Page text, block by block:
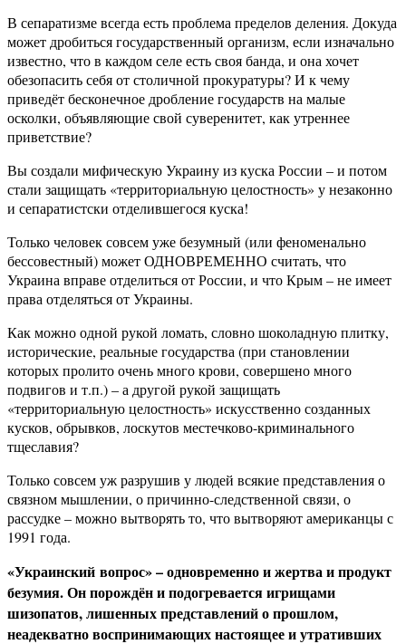
В сепаратизме всегда есть проблема пределов деления. Докуда
может дробиться государственный организм, если изначально
известно, что в каждом селе есть своя банда, и она хочет
обезопасить себя от столичной прокуратуры? И к чему
приведёт бесконечное дробление государств на малые
осколки, объявляющие свой суверенитет, как утреннее
приветствие?
Вы создали мифическую Украину из куска России – и потом
стали защищать «территориальную целостность» у незаконно
и сепаратистски отделившегося куска!
Только человек совсем уже безумный (или феноменально
бессовестный) может ОДНОВРЕМЕННО считать, что
Украина вправе отделиться от России, и что Крым – не имеет
права отделяться от Украины.
Как можно одной рукой ломать, словно шоколадную плитку,
исторические, реальные государства (при становлении
которых пролито очень много крови, совершено много
подвигов и т.п.) – а другой рукой защищать
«территориальную целостность» искусственно созданных
кусков, обрывков, лоскутов местечково-криминального
тщеславия?
Только совсем уж разрушив у людей всякие представления о
связном мышлении, о причинно-следственной связи, о
рассудке – можно вытворять то, что вытворяют американцы с
1991 года.
«Украинский вопрос» – одновременно и жертва и продукт
безумия. Он порождён и подогревается игрищами
шизопатов, лишенных представлений о прошлом,
неадекватно воспринимающих настоящее и утративших